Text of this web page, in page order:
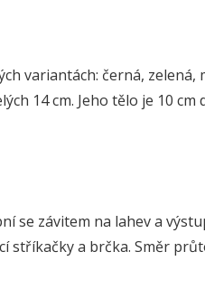
variantách: černá, zelená,
14 cm. Jeho tělo je 10
se závitem na lahev a
stříkačky a brčka. Směr